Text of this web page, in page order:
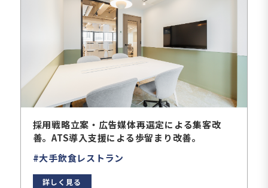
採用戦略立案・広告媒体再選定による集客改
善。ATS導入支援による歩留まり改善。
#大手飲食レストラン
詳しく見る